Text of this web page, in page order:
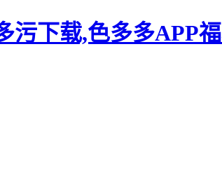
污下载,色多多APP